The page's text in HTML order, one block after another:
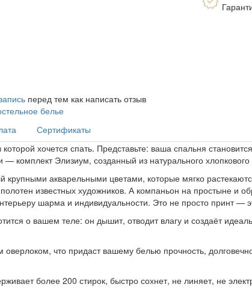
перед тем как написать отзыв
белье
Сертификаты
хочется спать. Представьте: ваша спальня
комплект Элизиум, созданный из натурального
акварельными цветами, которые мягко
известных художников. А компаньон на простыне и
шарма и индивидуальности. Это не просто принт —
о вашем теле: он дышит, отводит влагу и создаёт
что придаст вашему белью прочность,
более 200 стирок, быстро сохнет, не линяет, не